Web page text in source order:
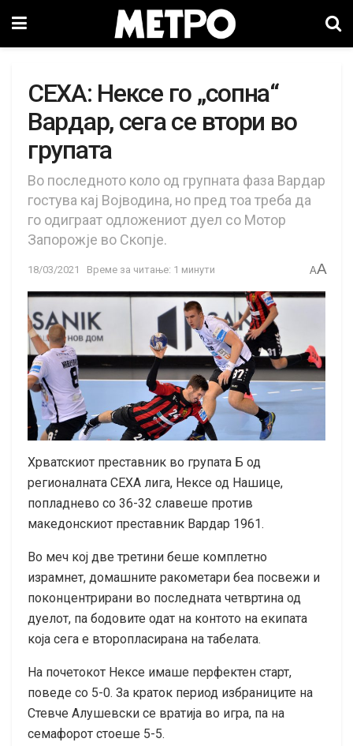
СЕХА: Нексе го „сопна“
Вардар, сега се втори во
групата
Во последното коло од групната фаза Вардар
гостува кај Војводина, но пред тоа треба да
го одиграат одложениот дуел со Мотор
Запорожје во Скопје.
18/03/2021 Време за читање: 1 минути AA
Хрватскиот преставник во групата Б од
регионалната СЕХА лига, Нексе од Нашице,
попладнево со 36-32 славеше против
македонскиот преставник Вардар 1961.
Во меч кој две третини беше комплетно
израмнет, домашните ракометари беа посвежи и
поконцентрирани во последната четвртина од
дуелот, па бодовите одат на контото на екипата
која сега е второпласирана на табелата.
На почетокот Нексе имаше перфектен старт,
поведе со 5-0. За краток период избраниците на
Стевче Алушевски се вратија во игра, па на
семафорот стоеше 5-5.